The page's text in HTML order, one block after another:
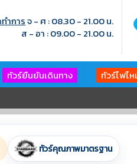
ำการจ - ศ : 08.30 - 21.00 น.
ส - อา : 09.00 - 21.00 น.
ทัวร์ยืนยันเดินทาง ทัวร์ไฟไ
ทัวร์คุณภาพมาตรฐาน